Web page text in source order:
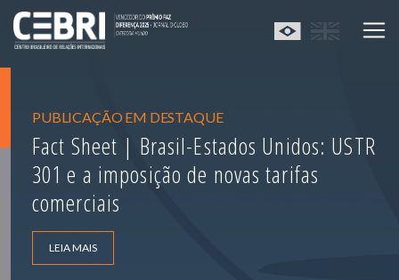
PUBLICAÇÃO EM DESTAQUE
Fact Sheet | Brasil-Estados Unidos: USTR
301 e a imposição de novas tarifas
comerciais
LEIA MAIS